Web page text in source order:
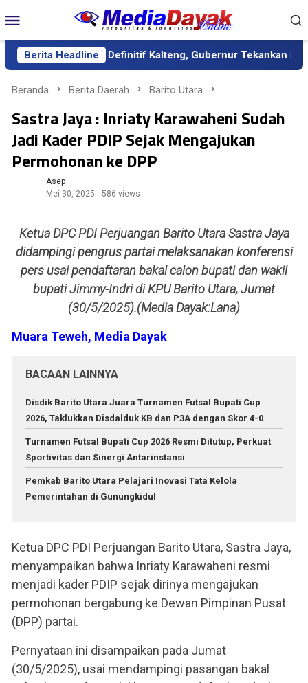
ke
kontenMobile
Berita Headline
sebagai Sekda Definitif Kalteng, Gubernur Tekankan Kerja
Beranda Berita Daerah Barito Utara
Sastra Jaya : Inriaty Karawaheni Sudah
Jadi Kader PDIP Sejak Mengajukan
Permohonan ke DPP
Asep
Mei 30, 2025
586 views
Ketua DPC PDI Perjuangan Barito Utara Sastra Jaya
didampingi pengrus partai melaksanakan konferensi
pers usai pendaftaran bakal calon bupati dan wakil
bupati Jimmy-Indri di KPU Barito Utara, Jumat
(30/5/2025).(Media Dayak:Lana)
Muara Teweh, Media Dayak
BACAAN LAINNYA
Disdik Barito Utara Juara Turnamen Futsal Bupati Cup
2026, Taklukkan Disdalduk KB dan P3A dengan Skor 4-0
Turnamen Futsal Bupati Cup 2026 Resmi Ditutup, Perkuat
Sportivitas dan Sinergi Antarinstansi
Pemkab Barito Utara Pelajari Inovasi Tata Kelola
Pemerintahan di Gunungkidul
Ketua DPC PDI Perjuangan Barito Utara, Sastra Jaya,
menyampaikan bahwa Inriaty Karawaheni resmi
menjadi kader PDIP sejak dirinya mengajukan
permohonan bergabung ke Dewan Pimpinan Pusat
(DPP) partai.
Pernyataan ini disampaikan pada Jumat
(30/5/2025), usai mendampingi pasangan bakal